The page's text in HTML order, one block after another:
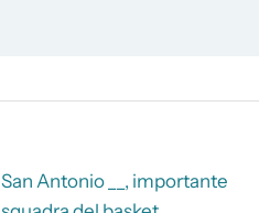
San Antonio __, importante